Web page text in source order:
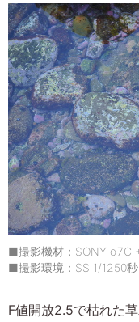
■撮影機材：SONY α7C
■撮影環境：SS 1/1250
F値開放2.5で枯れた草